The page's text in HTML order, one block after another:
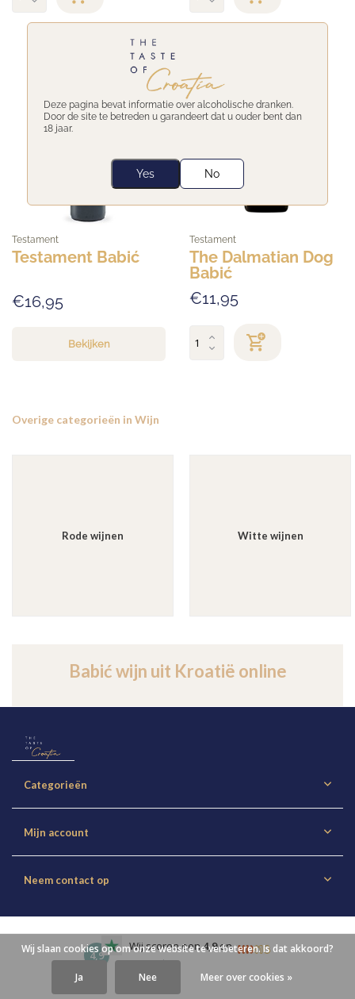
Testament
Testament Babić
€16,95
Bekijken
Testament
The Dalmatian Dog
Babić
€11,95
Overige categorieën in Wijn
Rode wijnen Witte wijnen
Babić wijn uit Kroatië online
Categorieën
Mijn account
Neem contact op
4,9
Wij scoren een4,9on
Deze pagina bevat informatie over alcoholische dranken.
Door de site te betreden u garandeert dat u ouder bent dan
18 jaar.
Yes No
Wij slaan cookies op om onze website te verbeteren. Is dat akkoord?
Ja Nee Meer over cookies »